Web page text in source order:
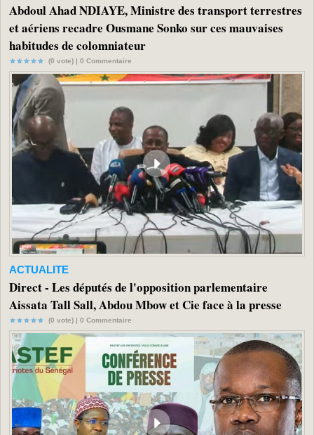
Abdoul Ahad NDIAYE, Ministre des transport terrestres
et aériens recadre Ousmane Sonko sur ces mauvaises
habitudes de colomniateur
(0 vote) | 0 Commentaire
ACTUALITE
Direct - Les députés de l'opposition parlementaire
Aissata Tall Sall, Abdou Mbow et Cie face à la presse
(0 vote) | 0 Commentaire